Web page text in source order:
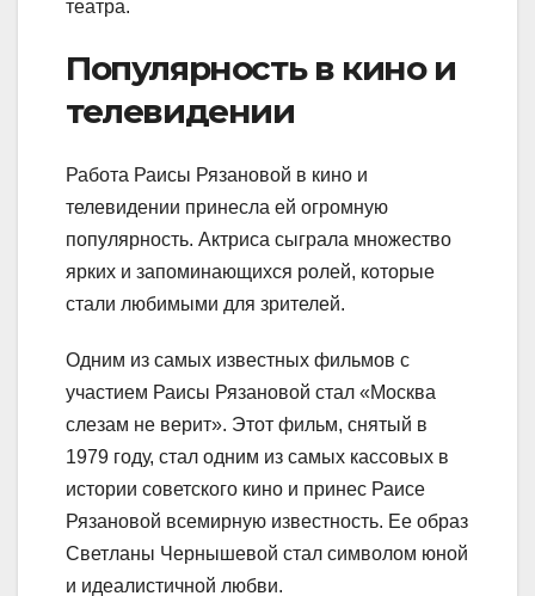
театра.
Популярность в кино и
телевидении
Работа Раисы Рязановой в кино и
телевидении принесла ей огромную
популярность. Актриса сыграла множество
ярких и запоминающихся ролей, которые
стали любимыми для зрителей.
Одним из самых известных фильмов с
участием Раисы Рязановой стал «Москва
слезам не верит». Этот фильм, снятый в
1979 году, стал одним из самых кассовых в
истории советского кино и принес Раисе
Рязановой всемирную известность. Ее образ
Светланы Чернышевой стал символом юной
и идеалистичной любви.